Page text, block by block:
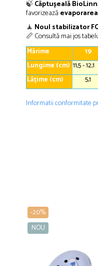
🍃Căptușeală
favorizează
🧘 Noul stabilizator
📏 Consultă mai jos
Mărime 19
Lungime (cm) 11,5 - 12,1
Lățime (cm)
5,1
Informatii conformitate
-20%
NOU